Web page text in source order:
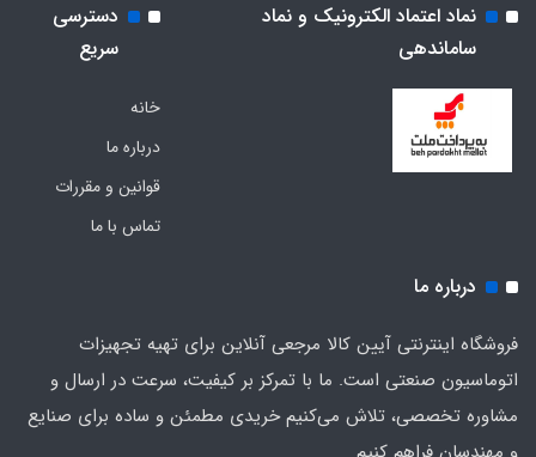
نماد اعتماد الکترونیک و نماد
ساماندهی
دسترسی
سریع
خانه
درباره ما
قوانین و مقررات
تماس با ما
درباره ما
فروشگاه اینترنتی آیین کالا مرجعی آنلاین برای تهیه تجهیزات
اتوماسیون صنعتی است. ما با تمرکز بر کیفیت، سرعت در ارسال و
مشاوره تخصصی، تلاش می‌کنیم خریدی مطمئن و ساده برای صنایع